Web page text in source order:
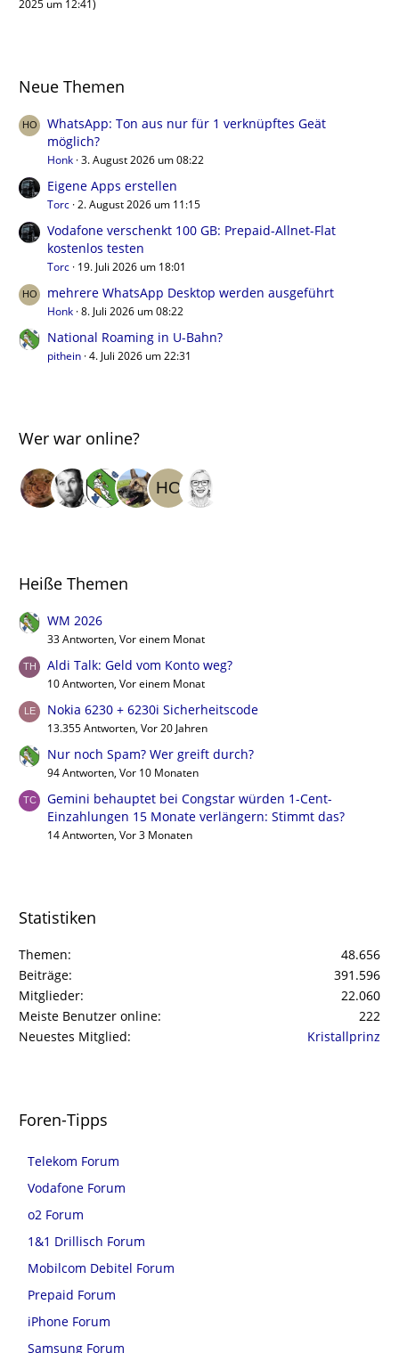
2025 um 12:41)
Neue Themen
WhatsApp: Ton aus nur für 1 verknüpftes Geät
möglich?
Honk 3. August 2026 um 08:22
Eigene Apps erstellen
Torc 2. August 2026 um 11:15
Vodafone verschenkt 100 GB: Prepaid-Allnet-Flat
kostenlos testen
Torc 19. Juli 2026 um 18:01
mehrere WhatsApp Desktop werden ausgeführt
Honk 8. Juli 2026 um 08:22
National Roaming in U-Bahn?
pithein 4. Juli 2026 um 22:31
Wer war online?
Heiße Themen
WM 2026
33 Antworten, Vor einem Monat
Aldi Talk: Geld vom Konto weg?
10 Antworten, Vor einem Monat
Nokia 6230 + 6230i Sicherheitscode
13.355 Antworten, Vor 20 Jahren
Nur noch Spam? Wer greift durch?
94 Antworten, Vor 10 Monaten
Gemini behauptet bei Congstar würden 1-Cent-
Einzahlungen 15 Monate verlängern: Stimmt das?
14 Antworten, Vor 3 Monaten
Statistiken
Themen
48.656
Beiträge
391.596
Mitglieder
22.060
Meiste Benutzer online
222
Neuestes Mitglied
Kristallprinz
Foren-Tipps
Telekom Forum
Vodafone Forum
o2 Forum
1&1 Drillisch Forum
Mobilcom Debitel Forum
Prepaid Forum
iPhone Forum
Samsung Forum